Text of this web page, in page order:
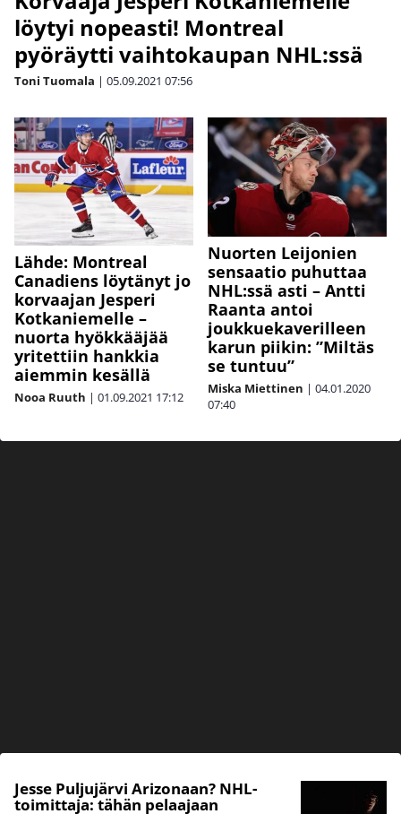
löytyi nopeasti! Montreal
pyöräytti vaihtokaupan NHL:ssä
Toni Tuomala | 05.09.2021 07:56
Lähde: Montreal
Canadiens löytänyt jo
korvaajan Jesperi
Kotkaniemelle –
nuorta hyökkääjää
yritettiin hankkia
aiemmin kesällä
Nooa Ruuth | 01.09.2021 17:12
Nuorten Leijonien
sensaatio puhuttaa
NHL:ssä asti – Antti
Raanta antoi
joukkuekaverilleen
karun piikin: ”Miltäs
se tuntuu”
Miska Miettinen | 04.01.2020
07:40
Jesse Puljujärvi Arizonaan? NHL-
toimittaja: tähän pelaajaan